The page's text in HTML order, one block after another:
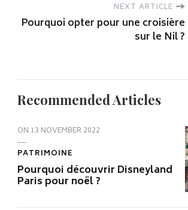
NEXT ARTICLE
Pourquoi opter pour une croisière
sur le Nil ?
Recommended Articles
ON 13 NOVEMBER 2022
PATRIMOINE
Pourquoi découvrir Disneyland
Paris pour noël ?